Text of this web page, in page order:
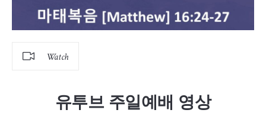
Watch
유투브 주일예배 영상